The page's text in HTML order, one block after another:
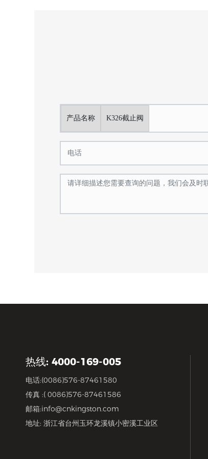
产品名称 K326截止阀
热线: 4000-169-005
电话:(0086)576-87461580
传真 :( 0086)576-87461586
邮箱:info@cnkingston.com
地址: 浙江省台州玉环龙溪镇小密溪工业区